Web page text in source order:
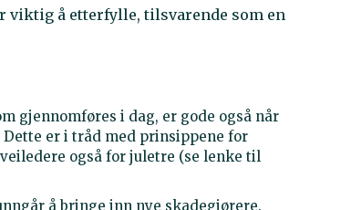
viktig å etterfylle, tilsvarende som en
gjennomføres i dag, er gode også når
er i tråd med prinsippene for
også for juletre (se lenke til
å bringe inn nye skadegjørere.